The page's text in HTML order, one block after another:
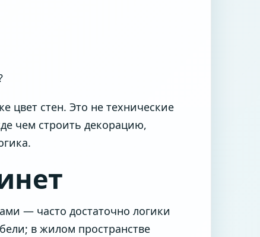
цвет стен. Это не технические
чем строить декорацию,
— часто достаточно логики
в жилом пространстве